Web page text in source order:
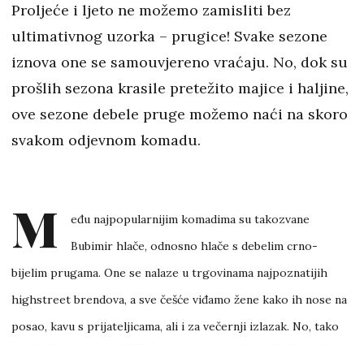
Proljeće i ljeto ne možemo zamisliti bez
ultimativnog uzorka – prugice! Svake sezone
iznova one se samouvjereno vraćaju. No, dok su
prošlih sezona krasile pretežito majice i haljine,
ove sezone debele pruge možemo naći na skoro
svakom odjevnom komadu.
M
eđu najpopularnijim komadima su takozvane
Bubimir hlače, odnosno hlače s debelim crno-
bijelim prugama. One se nalaze u trgovinama najpoznatijih
highstreet brendova, a sve češće viđamo žene kako ih nose na
posao, kavu s prijateljicama, ali i za večernji izlazak. No, tako